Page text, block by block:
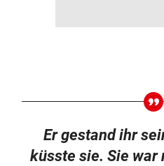
Er gestand ihr
küsste sie. Sie war